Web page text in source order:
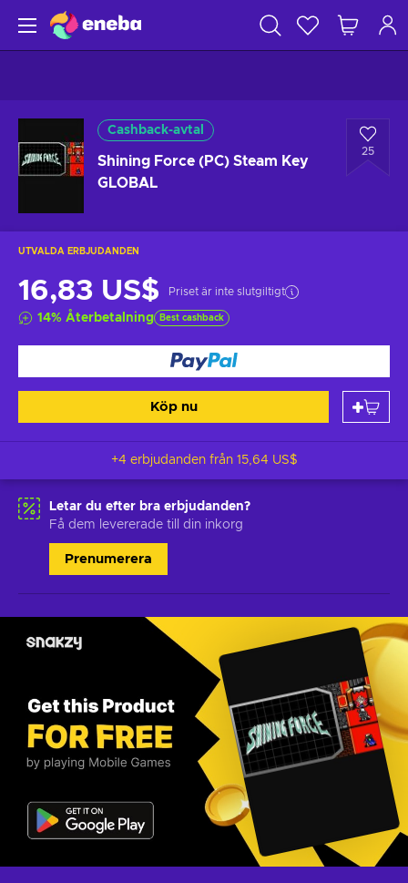
Cashback-avtal
Shining Force (PC) Steam Key
GLOBAL
25
UTVALDA ERBJUDANDEN
16,83 US$ Priset är inte slutgiltigt
14% Återbetalning Best cashback
Köp nu
+4 erbjudanden från 15,64 US$
Letar du efter bra erbjudanden?
Få dem levererade till din inkorg
Prenumerera